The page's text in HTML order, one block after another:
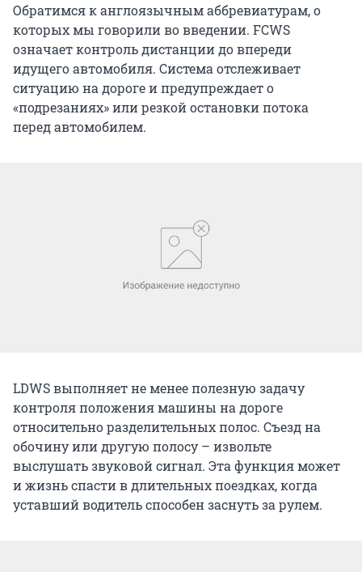
Обратимся к англоязычным аббревиатурам, о
которых мы говорили во введении. FCWS
означает контроль дистанции до впереди
идущего автомобиля. Система отслеживает
ситуацию на дороге и предупреждает о
«подрезаниях» или резкой остановки потока
перед автомобилем.
LDWS выполняет не менее полезную задачу
контроля положения машины на дороге
относительно разделительных полос. Съезд на
обочину или другую полосу – извольте
выслушать звуковой сигнал. Эта функция может
и жизнь спасти в длительных поездках, когда
уставший водитель способен заснуть за рулем.